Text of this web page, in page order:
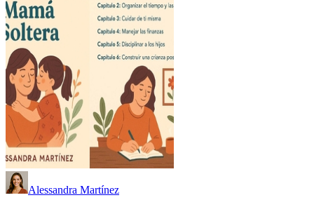
Alessandra Martínez